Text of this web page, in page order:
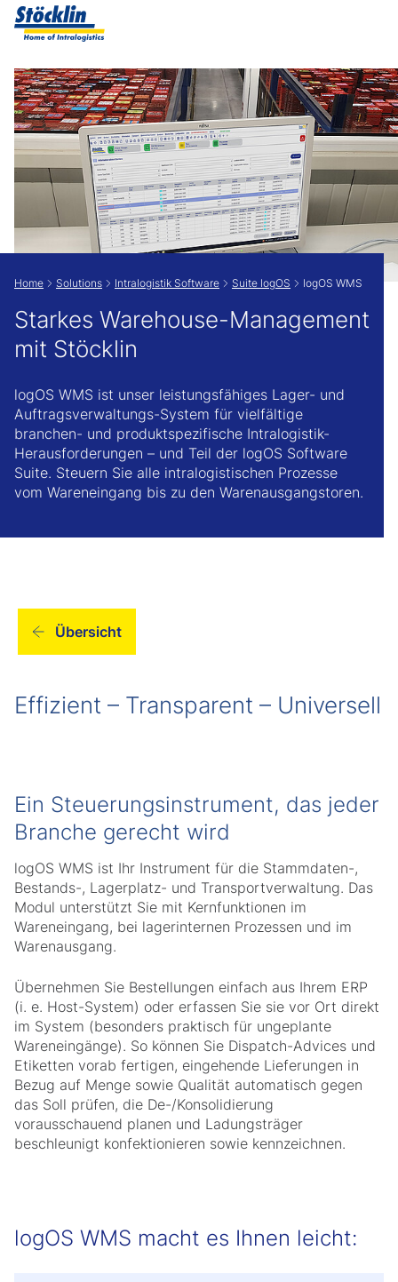
Zeige besser passende Version dieser Seite
Diese Meldung nicht mehr anzeigen
Home Solutions Intralogistik Software Suite logOS logOS WMS
Starkes Warehouse-Management
mit Stöcklin
logOS WMS ist unser leistungsfähiges Lager- und
Auftragsverwaltungs-System für vielfältige
branchen- und produktspezifische Intralogistik-
Herausforderungen – und Teil der logOS Software
Suite. Steuern Sie alle intralogistischen Prozesse
vom Wareneingang bis zu den Warenausgangstoren.
Übersicht
Effizient – Transparent – Universell
Ein Steuerungsinstrument, das jeder
Branche gerecht wird
logOS WMS ist Ihr Instrument für die Stammdaten-,
Bestands-, Lagerplatz- und Transportverwaltung. Das
Modul unterstützt Sie mit Kernfunktionen im
Wareneingang, bei lagerinternen Prozessen und im
Warenausgang.
Übernehmen Sie Bestellungen einfach aus Ihrem ERP
(i. e. Host-System) oder erfassen Sie sie vor Ort direkt
im System (besonders praktisch für ungeplante
Wareneingänge). So können Sie Dispatch-Advices und
Etiketten vorab fertigen, eingehende Lieferungen in
Bezug auf Menge sowie Qualität automatisch gegen
das Soll prüfen, die De-/Konsolidierung
vorausschauend planen und Ladungsträger
beschleunigt konfektionieren sowie kennzeichnen.
logOS WMS macht es Ihnen leicht: